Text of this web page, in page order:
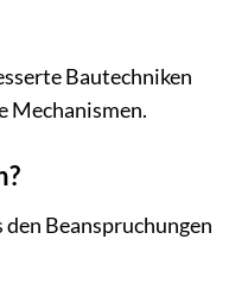
Bautechniken
Mechanismen.
Beanspruchungen